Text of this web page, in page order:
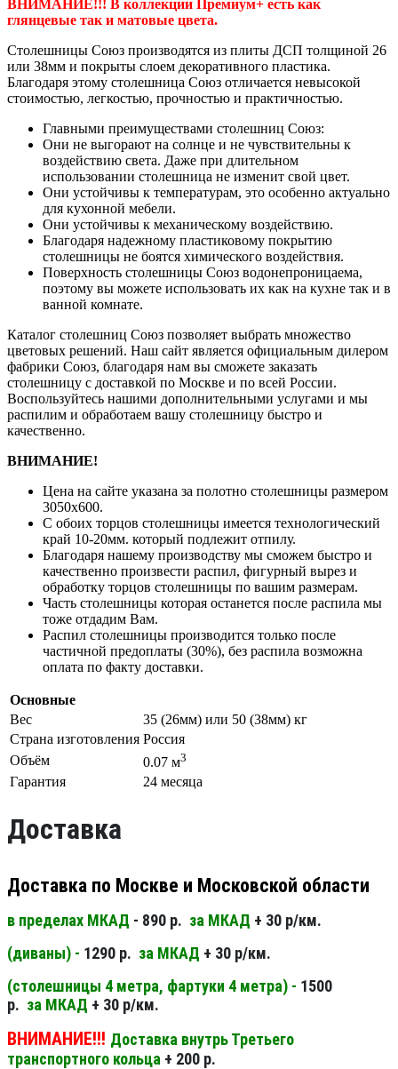
ВНИМАНИЕ!!! В коллекции Премиум+ есть как
глянцевые так и матовые цвета.
Столешницы Союз производятся из плиты ДСП толщиной 26
или 38мм и покрыты слоем декоративного пластика.
Благодаря этому столешница Союз отличается невысокой
стоимостью, легкостью, прочностью и практичностью.
Главными преимуществами столешниц Союз:
Они не выгорают на солнце и не чувствительны к
воздействию света. Даже при длительном
использовании столешница не изменит свой цвет.
Они устойчивы к температурам, это особенно актуально
для кухонной мебели.
Они устойчивы к механическому воздействию.
Благодаря надежному пластиковому покрытию
столешницы не боятся химического воздействия.
Поверхность столешницы Союз водонепроницаема,
поэтому вы можете использовать их как на кухне так и в
ванной комнате.
Каталог столешниц Союз позволяет выбрать множество
цветовых решений. Наш сайт является официальным дилером
фабрики Союз, благодаря нам вы сможете заказать
столешницу с доставкой по Москве и по всей России.
Воспользуйтесь нашими дополнительными услугами и мы
распилим и обработаем вашу столешницу быстро и
качественно.
ВНИМАНИЕ!
Цена на сайте указана за полотно столешницы размером
3050х600.
С обоих торцов столешницы имеется технологический
край 10-20мм. который подлежит отпилу.
Благодаря нашему производству мы сможем быстро и
качественно произвести распил, фигурный вырез и
обработку торцов столешницы по вашим размерам.
Часть столешницы которая останется после распила мы
тоже отдадим Вам.
Распил столешницы производится только после
частичной предоплаты (30%), без распила возможна
оплата по факту доставки.
Основные
Вес
35 (26мм) или 50 (38мм) кг
Страна изготовления Россия
Объём
0.07 м3
Гарантия 24 месяца
Доставка
Доставка по Москве и Московской области
в пределах МКАД - 890 р. за МКАД + 30 р/км.
(диваны) - 1290 р. за МКАД + 30 р/км.
(столешницы 4 метра, фартуки 4 метра) - 1500
р. за МКАД + 30 р/км.
ВНИМАНИЕ!!! Доставка внутрь Третьего
транспортного кольца + 200 р.